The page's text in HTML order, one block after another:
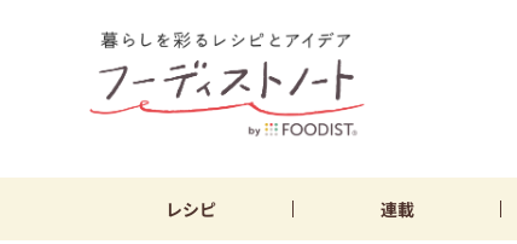
レシピ 連載